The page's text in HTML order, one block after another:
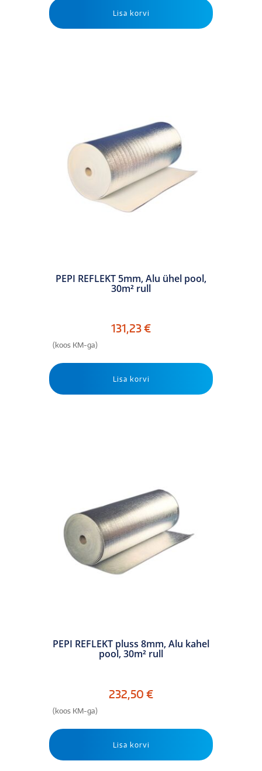
Lisa korvi
PEPI REFLEKT 5mm, Alu ühel pool,
30m² rull
131,23€
(koos KM-ga)
Lisa korvi
PEPI REFLEKT pluss 8mm, Alu kahel
pool, 30m² rull
232,50 €
(koos KM-ga)
Lisa korvi